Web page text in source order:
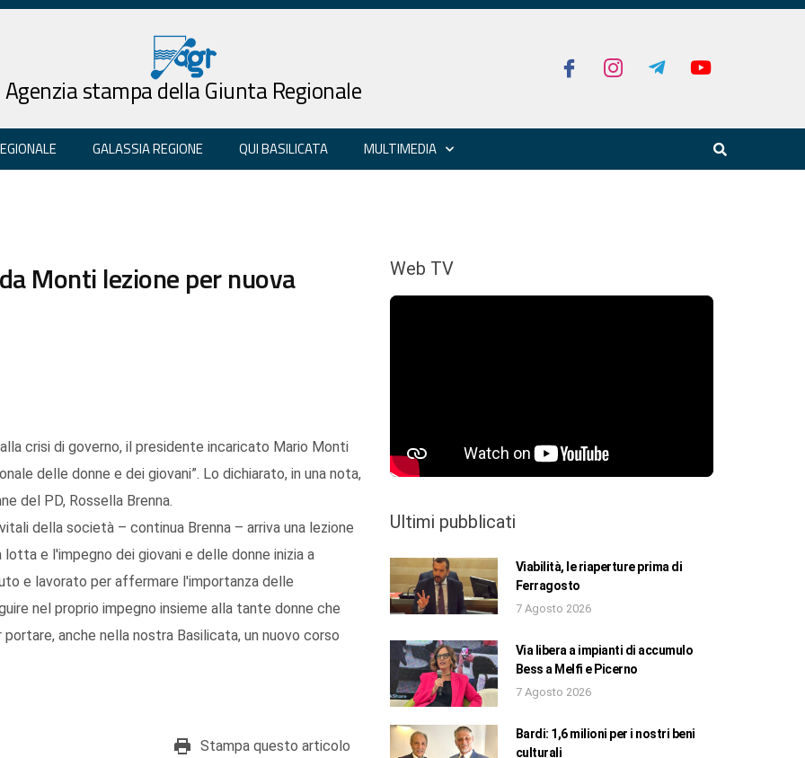
Agenzia stampa della Giunta Regionale
GALASSIA REGIONE QUI BASILICATA MULTIMEDIA
Monti lezione per nuova
crisi di governo, il presidente incaricato Mario Monti
delle donne e dei giovani”. Lo dichiarato, in una nota,
del PD, Rossella Brenna.
della società – continua Brenna – arriva una lezione
e l'impegno dei giovani e delle donne inizia a
e lavorato per affermare l'importanza delle
nel proprio impegno insieme alla tante donne che
anche nella nostra Basilicata, un nuovo corso
Stampa questo articolo
Web TV
Ultimi pubblicati
Viabilità, le riaperture prima di
Ferragosto
7 Agosto 2026
Via libera a impianti di accumulo
Bess a Melfi e Picerno
7 Agosto 2026
Bardi: 1,6 milioni per i nostri beni
culturali